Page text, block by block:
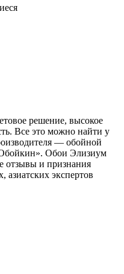
решение, высокое
Все это можно найти у
— обойной
Обои Элизиум
отзывы и признания
азиатских экспертов